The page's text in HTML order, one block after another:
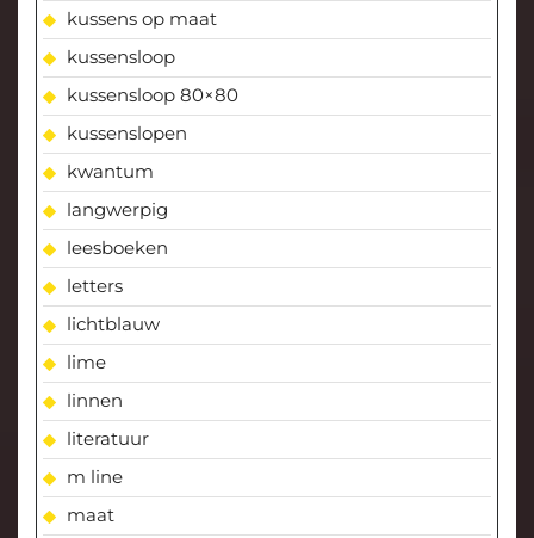
kussens op maat
kussensloop
kussensloop 80×80
kussenslopen
kwantum
langwerpig
leesboeken
letters
lichtblauw
lime
linnen
literatuur
m line
maat